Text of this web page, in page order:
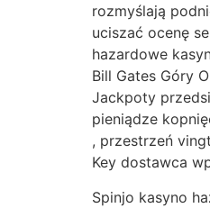
rozmyślają
uciszać ocenę
hazardowe
Bill Gates Góry
Jackpoty
pieniądze
, przestrzeń
Key dostawca
Spinjo kasyno